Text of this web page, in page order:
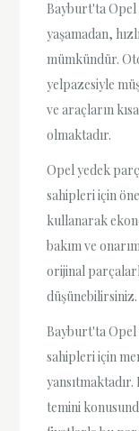
Bayburt'ta Opel
yaşamadan,
mümkündür.
yelpazesiyle
ve araçların
olmaktadır.
Opel yedek
sahipleri için
kullanarak
bakım ve
orijinal
düşünebilirsiniz.
Bayburt'ta
sahipleri için
temini